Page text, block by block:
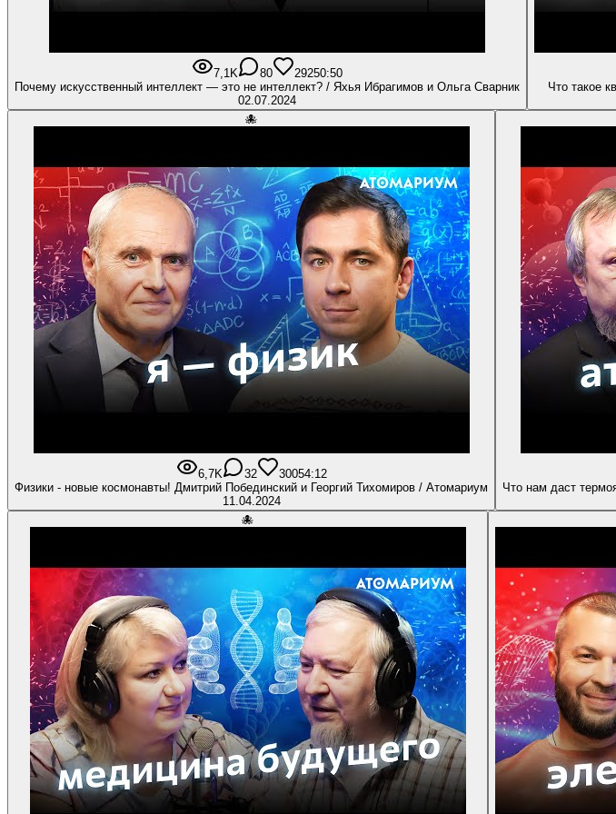
7,1K 80 29250:50
Почему искусственный интеллект — это не интеллект? / Яхья Ибрагимов и Ольга Сварник
02.07.2024
Что такое
🐙
6,7K 32 30054:12
Физики - новые космонавты! Дмитрий Побединский и Георгий Тихомиров / Атомариум
11.04.2024
Что нам даст
🐙